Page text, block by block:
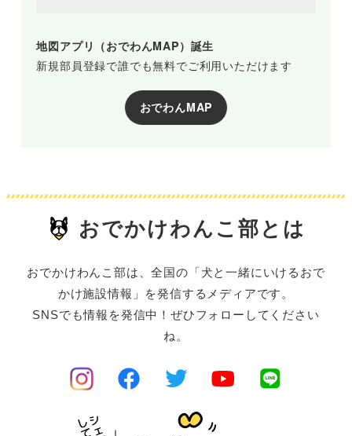
地図アプリ（おでわんMAP）誕生
新規部員登録で誰でも無料でご利用いただけます
おでわんMAP
おでかけわんこ部とは
おでかけわんこ部は、全国の「犬と一緒にいけるおで
かけ施設情報」を発信するメディアです。
SNSでも情報を発信中！ぜひフォローしてください
ね。